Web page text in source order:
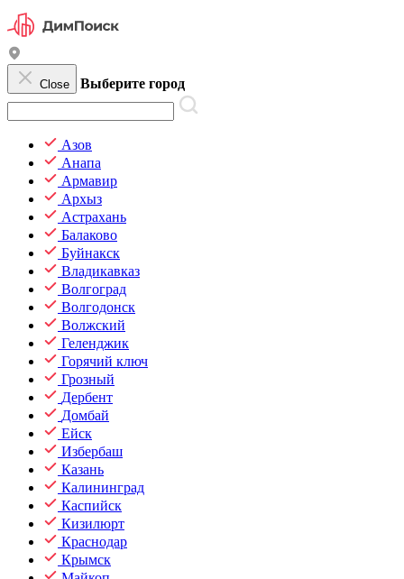
Close Выберите город
Азов
Анапа
Армавир
Архыз
Астрахань
Балаково
Буйнакск
Владикавказ
Волгоград
Волгодонск
Волжский
Геленджик
Горячий ключ
Грозный
Дербент
Домбай
Ейск
Избербаш
Казань
Калининград
Каспийск
Кизилюрт
Краснодар
Крымск